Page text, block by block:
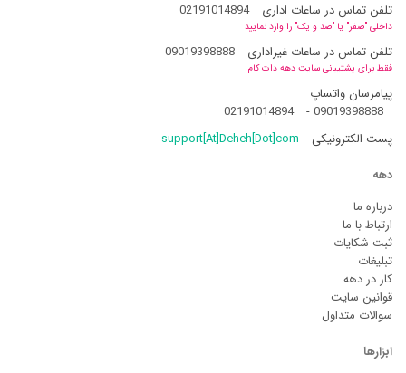
تلفن تماس در ساعات اداری
02191014894
داخلی "صفر" یا "صد و یک" را وارد نمایید
تلفن تماس در ساعات غیراداری 09019398888
فقط برای پشتیبانی سایت دهه دات کام
پیامرسان واتساپ
09019398888
-
02191014894
پست الکترونیکی
support[At]Deheh[Dot]com
دهه
درباره ما
ارتباط با ما
ثبت شکایات
تبلیغات
کار در دهه
قوانین سایت
سوالات متداول
ابزارها